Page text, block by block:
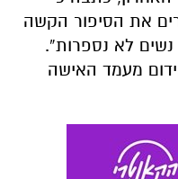
את הסיפור הקשה
נשים לא נספרות”.
מעמד האישה